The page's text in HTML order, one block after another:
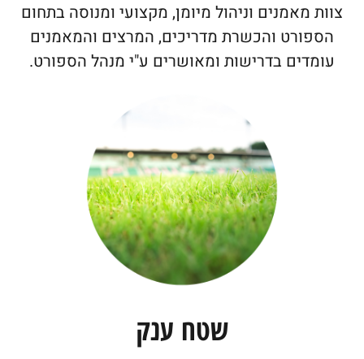
צוות מאמנים וניהול מיומן, מקצועי ומנוסה בתחום
הספורט והכשרת מדריכים, המרצים והמאמנים
עומדים בדרישות ומאושרים ע"י מנהל הספורט.
שטח ענק